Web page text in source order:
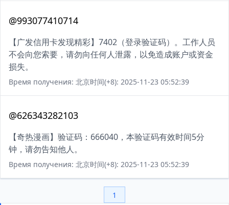
@993077410714
【广发信用卡发现精彩】7402（登录验证码）。工作人员
不会向您索要，请勿向任何人泄露，以免造成账户或资金
损失。
Время получения: 北京时间(+8): 2025-11-23 05:52:39
@626343282103
【奇热漫画】验证码：666040，本验证码有效时间5分
钟，请勿告知他人。
Время получения: 北京时间(+8): 2025-11-23 05:52:39
1